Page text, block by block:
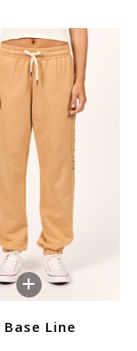
+
Line